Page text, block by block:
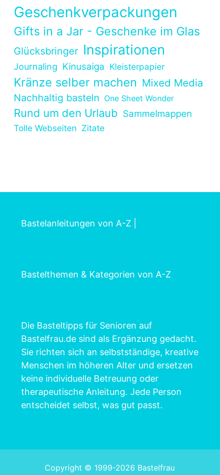
Geschenkverpackungen
Gifts in a Jar - Geschenke im Glas
Glücksbringer Inspirationen
Journaling Kinusaiga Kleisterpapier
Kränze selber machen Mixed Media
Nachhaltig basteln One Sheet Wonder
Rund um den Urlaub Sammelmappen
Tolle Webseiten Zitate
Bastelanleitungen von A-Z
Bastelthemen & Kategorien von A-Z
Die Basteltipps für Senioren auf
Bastelfrau.de sind als Ergänzung gedacht.
Sie richten sich an selbstständige, kreative
Menschen im höheren Alter und ersetzen
keine individuelle Betreuung oder
therapeutische Anleitung. Jede Person
entscheidet selbst, was gut passt.
Copyright © 1999-2026 Bastelfrau